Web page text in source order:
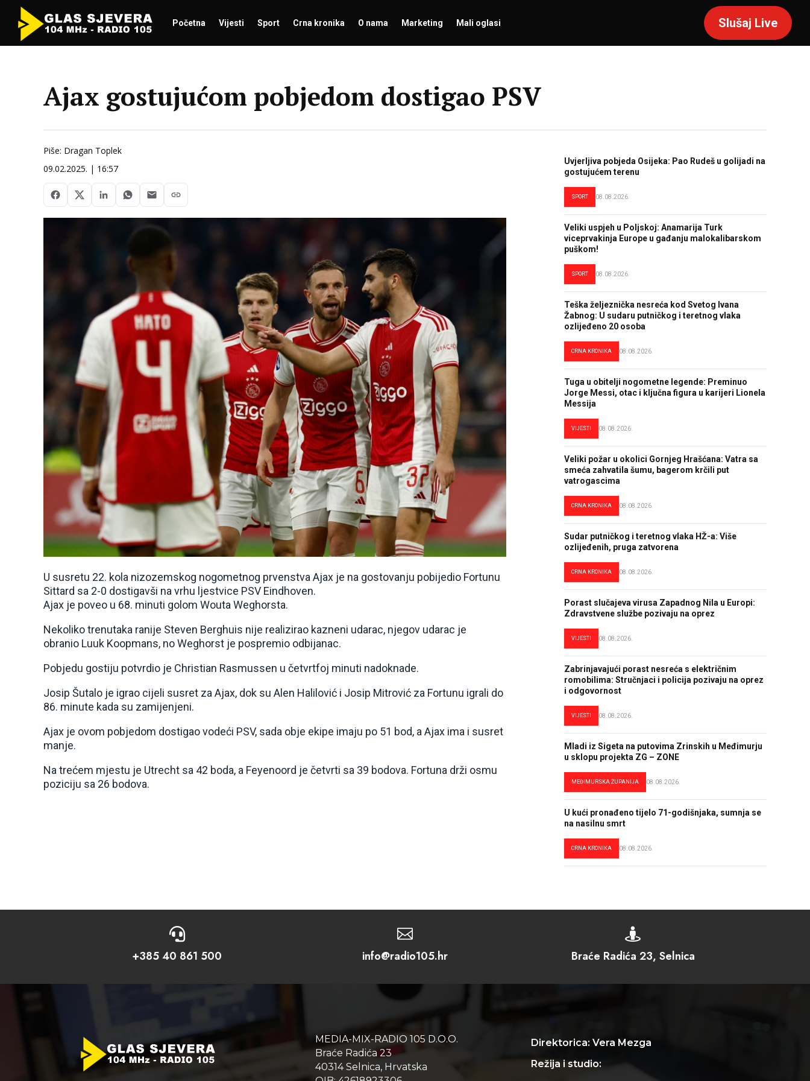
Početna Vijesti Sport Crna kronika O nama Marketing Mali oglasi Slušaj Live
Ajax gostujućom pobjedom dostigao PSV
Piše: Dragan Toplek
09.02.2025. | 16:57
U susretu 22. kola nizozemskog nogometnog prvenstva Ajax je na gostovanju pobijedio Fortunu
Sittard sa 2-0 dostigavši na vrhu ljestvice PSV Eindhoven.
Ajax je poveo u 68. minuti golom Wouta Weghorsta.
Nekoliko trenutaka ranije Steven Berghuis nije realizirao kazneni udarac, njegov udarac je
obranio Luuk Koopmans, no Weghorst je pospremio odbijanac.
Pobjedu gostiju potvrdio je Christian Rasmussen u četvrtfoj minuti nadoknade.
Josip Šutalo je igrao cijeli susret za Ajax, dok su Alen Halilović i Josip Mitrović za Fortunu igrali do
86. minute kada su zamijenjeni.
Ajax je ovom pobjedom dostigao vodeći PSV, sada obje ekipe imaju po 51 bod, a Ajax ima i susret
manje.
Na trećem mjestu je Utrecht sa 42 boda, a Feyenoord je četvrti sa 39 bodova. Fortuna drži osmu
poziciju sa 26 bodova.
Uvjerljiva pobjeda Osijeka: Pao Rudeš u golijadi na
gostujućem terenu
SPORT 08.08.2026.
Veliki uspjeh u Poljskoj: Anamarija Turk
viceprvakinja Europe u gađanju malokalibarskom
puškom!
SPORT 08.08.2026.
Teška željeznička nesreća kod Svetog Ivana
Žabnog: U sudaru putničkog i teretnog vlaka
ozlijeđeno 20 osoba
CRNA KRONIKA 08.08.2026.
Tuga u obitelji nogometne legende: Preminuo
Jorge Messi, otac i ključna figura u karijeri Lionela
Messija
VIJESTI 08.08.2026.
Veliki požar u okolici Gornjeg Hrašćana: Vatra sa
smeća zahvatila šumu, bagerom krčili put
vatrogascima
CRNA KRONIKA 08.08.2026.
Sudar putničkog i teretnog vlaka HŽ-a: Više
ozlijeđenih, pruga zatvorena
CRNA KRONIKA 08.08.2026.
Porast slučajeva virusa Zapadnog Nila u Europi:
Zdravstvene službe pozivaju na oprez
VIJESTI 08.08.2026.
Zabrinjavajući porast nesreća s električnim
romobilima: Stručnjaci i policija pozivaju na oprez
i odgovornost
VIJESTI 08.08.2026.
Mladi iz Sigeta na putovima Zrinskih u Međimurju
u sklopu projekta ZG – ZONE
MEĐIMURSKA ŽUPANIJA 08.08.2026.
U kući pronađeno tijelo 71-godišnjaka, sumnja se
na nasilnu smrt
CRNA KRONIKA 08.08.2026.

+385 40 861 500

info@radio105.hr

Braće Radića 23, Selnica
MEDIA-MIX-RADIO 105 D.O.O.
Braće Radića 23
40314 Selnica, Hrvatska
Direktorica: Vera Mezga
Režija i studio: